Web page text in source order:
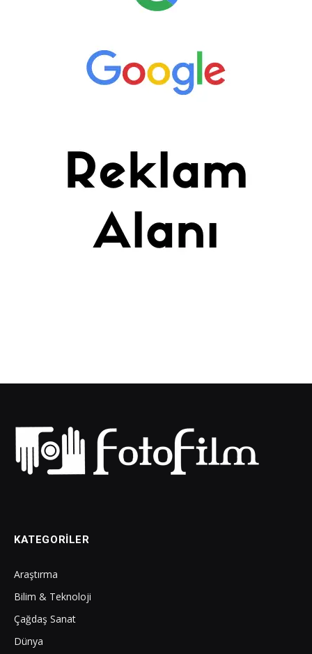
KATEGORILER
Araştırma
Bilim & Teknoloji
Çağdaş Sanat
Dünya